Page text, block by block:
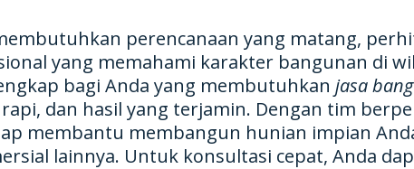
perencanaan yang matang,
yang memahami karakter bangunan di
bagi Anda yang membutuhkan jasa
dan hasil yang terjamin. Dengan tim
membantu membangun hunian impian
lainnya. Untuk konsultasi cepat, Anda